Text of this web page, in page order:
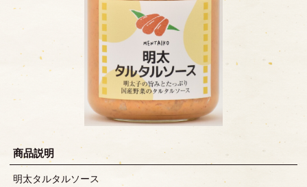
商品説明
明太タルタルソース